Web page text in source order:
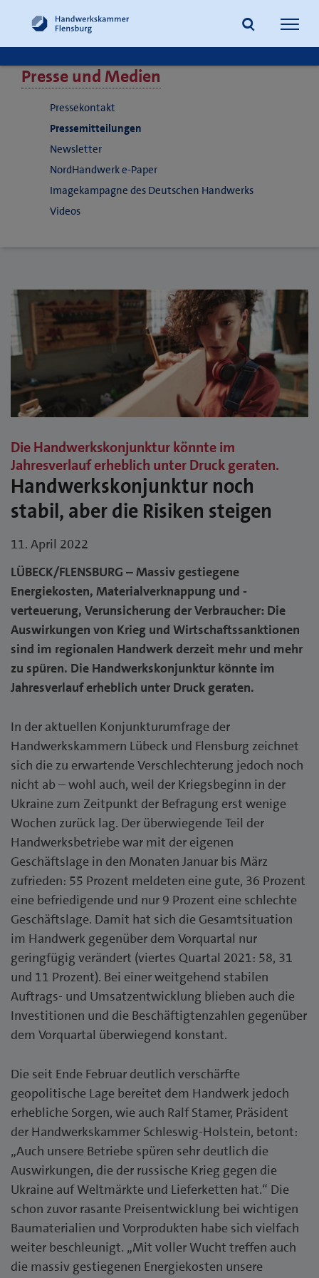
Presse und Medien
Pressekontakt
Pressemitteilungen
Newsletter
NordHandwerk e-Paper
Imagekampagne des Deutschen Handwerks
Videos
Die Handwerkskonjunktur könnte im
Jahresverlauf erheblich unter Druck geraten.
Handwerkskonjunktur noch
stabil, aber die Risiken steigen
11. April 2022
LÜBECK/FLENSBURG – Massiv gestiegene
Energiekosten, Materialverknappung und -
verteuerung, Verunsicherung der Verbraucher: Die
Auswirkungen von Krieg und Wirtschaftssanktionen
sind im regionalen Handwerk derzeit mehr und mehr
zu spüren. Die Handwerkskonjunktur könnte im
Jahresverlauf erheblich unter Druck geraten.
In der aktuellen Konjunkturumfrage der
Handwerkskammern Lübeck und Flensburg zeichnet
sich die zu erwartende Verschlechterung jedoch noch
nicht ab – wohl auch, weil der Kriegsbeginn in der
Ukraine zum Zeitpunkt der Befragung erst wenige
Wochen zurück lag. Der überwiegende Teil der
Handwerksbetriebe war mit der eigenen
Geschäftslage in den Monaten Januar bis März
zufrieden: 55 Prozent meldeten eine gute, 36 Prozent
eine befriedigende und nur 9 Prozent eine schlechte
Geschäftslage. Damit hat sich die Gesamtsituation
im Handwerk gegenüber dem Vorquartal nur
geringfügig verändert (viertes Quartal 2021: 58, 31
und 11 Prozent). Bei einer weitgehend stabilen
Auftrags- und Umsatzentwicklung blieben auch die
Investitionen und die Beschäftigtenzahlen gegenüber
dem Vorquartal überwiegend konstant.
Die seit Ende Februar deutlich verschärfte
geopolitische Lage bereitet dem Handwerk jedoch
erhebliche Sorgen, wie auch Ralf Stamer, Präsident
der Handwerkskammer Schleswig-Holstein, betont:
„Auch unsere Betriebe spüren sehr deutlich die
Auswirkungen, die der russische Krieg gegen die
Ukraine auf Weltmärkte und Lieferketten hat.“ Die
schon zuvor rasante Preisentwicklung bei wichtigen
Baumaterialien und Vorprodukten habe sich vielfach
weiter beschleunigt. „Mit voller Wucht treffen auch
die massiv gestiegenen Energiekosten unsere